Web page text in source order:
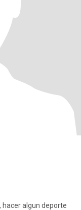
algun deporte